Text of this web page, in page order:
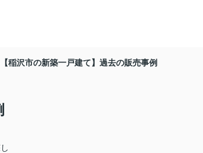
【稲沢市の新築一戸建て】過去の販売事例